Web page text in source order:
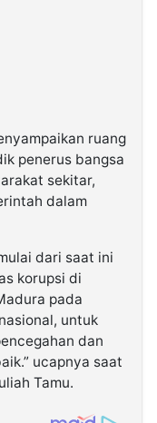
ruang
penerus bangsa
sekitar,
dalam
dari saat ini
korupsi di
pada
untuk
dan
ucapnya saat
Tamu.